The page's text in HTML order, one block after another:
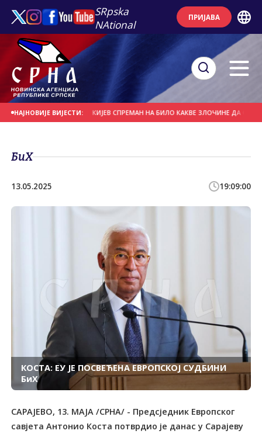
SRpska
NAtional
ПРИЈАВА
НАЈНОВИЈЕ ВИЈЕСТИ:
У САОБРАЋАЈУ КИЈЕВ СПРЕМАН НА БИЛО КАКВЕ ЗЛОЧИНЕ ДА
БиХ
13.05.2025 19:09:00
КОСТА: ЕУ ЈЕ ПОСВЕЋЕНА ЕВРОПСКОЈ СУДБИНИ
БиХ
САРАЈЕВО, 13. МАЈА /СРНА/ - Предсједник Европског
савјета Антонио Коста потврдио је данас у Сарајеву